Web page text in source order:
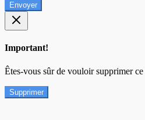
Envoyer
Important!
Êtes-vous sûr de vouloir supprimer
Supprimer